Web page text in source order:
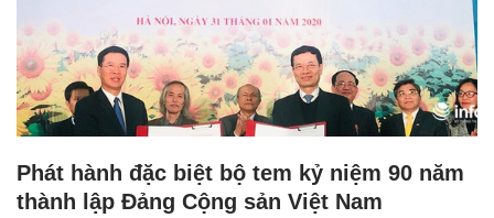
Phát hành đặc biệt bộ tem kỷ niệm 90 năm
thành lập Đảng Cộng sản Việt Nam